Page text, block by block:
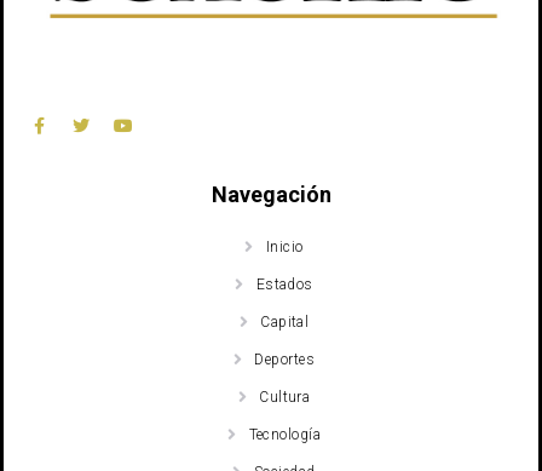
Navegación
Inicio
Estados
Capital
Deportes
Cultura
Tecnología